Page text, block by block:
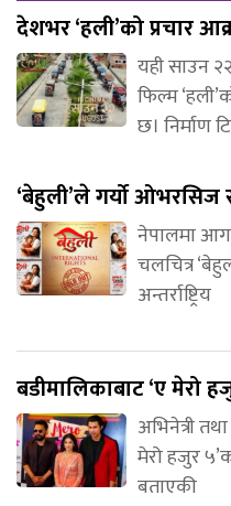
देशभर ‘हली’को प्रचार
यही साउन
फिल्म
छ। निर्माण
‘बेहुली’ले गर्यो ओभरसिज
नेपालमा
चलचित्र
अन्तर्राष्ट्रिय
बडीमालिकाबाट ‘ए मेरो
अभिनेत्री
मेरो हजुर
बताएकी